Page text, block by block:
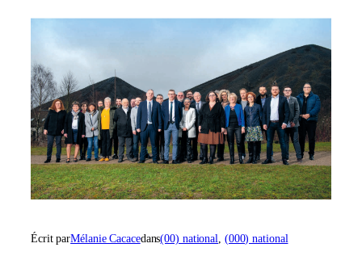
Écrit parMélanie Cacacedans(00) national, (000) national